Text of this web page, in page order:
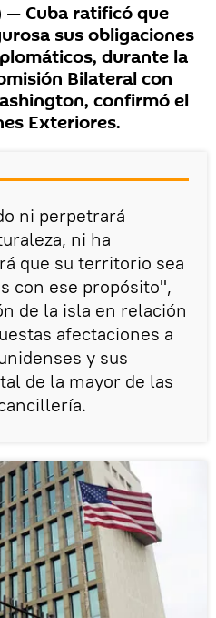
— Cuba ratificó que
sus obligaciones
durante la
Bilateral con
confirmó el
Exteriores.
ni perpetrará
ni ha
que su territorio sea
con ese propósito",
de la isla en relación
afectaciones a
y sus
de la mayor de las